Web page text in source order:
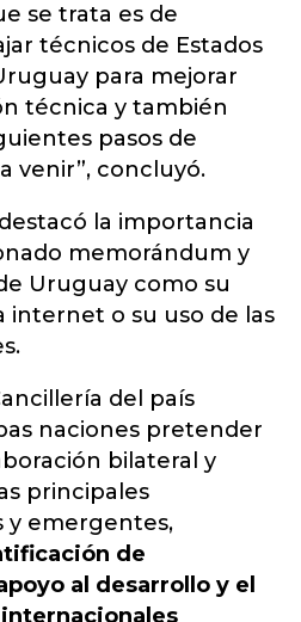
se trata es de
técnicos de Estados
para mejorar
técnica y también
pasos de
venir”, concluyó.
la importancia
memorándum y
Uruguay como su
internet o su uso de las
del país
naciones pretender
bilateral y
principales
y emergentes,
de
al desarrollo y el